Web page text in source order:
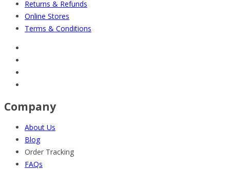
Returns & Refunds
Online Stores
Terms & Conditions
Company
About Us
Blog
Order Tracking
FAQs